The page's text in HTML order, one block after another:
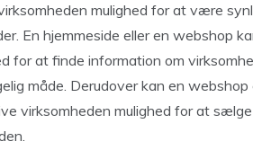
mulighed for at være
En hjemmeside eller en webshop
for at finde information om
måde. Derudover kan en webshop
virksomheden mulighed for at